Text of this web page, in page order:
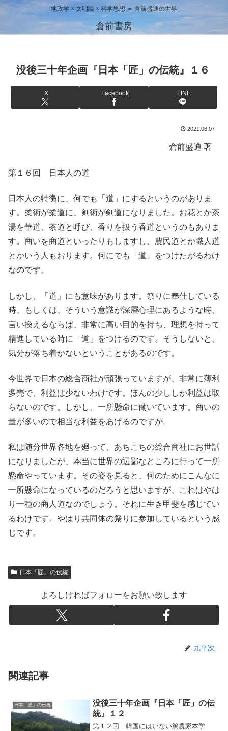
地政学 × 文明論 × 科学思想 ＝ 倉前盛通の世界
倉前書房
没後三十年企画『日本「匠」の伝統』１６
X Facebook LINE
2021.06.07
倉前盛通 著
第１６回 日本人の道
日本人の特徴に、何でも「道」にするというのがありま
す。柔術が柔道に、剣術が剣道になりました。お花とか茶
湯を華道、茶道と呼び、香りを扱う香道というのもありま
す。商いを商道といったりもしますし、農民道とか職人道
とかいう人もおります。何にでも「道」をつけたがるわけ
なのです。
しかし、「道」にも意味があります。祭りに奉仕している
時、もしくは、そういう意識が深層心理にあるような時、
言い換えるならば、非常に高い目的を持ち、理想を持って
精進している時に「道」をつけるのです。そうしないと、
気分が落ち着かないということがあるのです。
今世界で日本の総合商社が頑張っていますが、非常に薄利
多売で、利益は少ないわけです。ほんの少ししか利益は取
らないのです。しかし、一所懸命に働いています。商いの
量が多いので相当な利益をあげるのですが。
私は随分世界各地を廻って、あちこちの総合商社にお世話
になりましたが、本当に世界の辺鄙なところに行って一所
懸命やっています。その姿を見ると、何のためにこんなに
一所懸命になっているのだろうと思いますが、これはやは
り一種の商人道なのでしょう。それに生き甲斐を感じてい
るわけです。やはり共同体の祭りに参加しているという感
じです。
日本「匠」の伝統
よろしければフォローをお願い致します
九平次
関連記事
日本「匠」の伝統
没後三十年企画『日本「匠」の伝
統』１２
第１２回 韓国にはいない篤農家本学